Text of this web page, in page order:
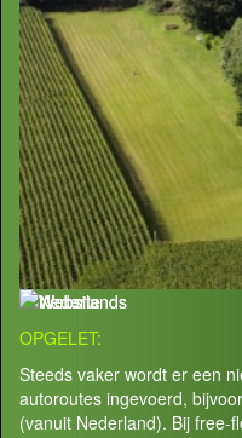
OPGELET:
Steeds vaker wordt er een
autoroutes ingevoerd,
(vanuit Nederland). Bij free-